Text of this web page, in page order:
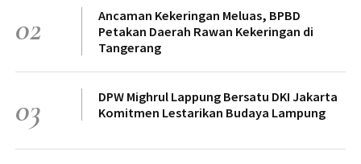
02
Ancaman Kekeringan Meluas, BPBD
Petakan Daerah Rawan Kekeringan di
Tangerang
03
DPW Mighrul Lappung Bersatu DKI Jakarta
Komitmen Lestarikan Budaya Lampung